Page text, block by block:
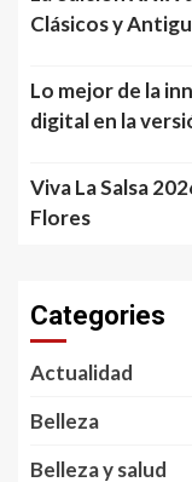
Clásicos y
Lo mejor de la
digital en la
Viva La Salsa
Flores
Categories
Actualidad
Belleza
Belleza y salud